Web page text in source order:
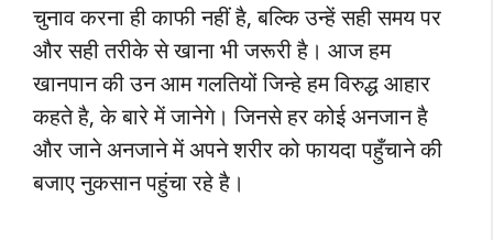
चुनाव करना ही काफी नहीं है, बल्कि उन्हें सही समय पर
और सही तरीके से खाना भी जरूरी है। आज हम
खानपान की उन आम गलतियों जिन्हे हम विरुद्ध आहार
कहते है, के बारे में जानेगे। जिनसे हर कोई अनजान है
और जाने अनजाने में अपने शरीर को फायदा पहुँचाने की
बजाए नुकसान पहुंचा रहे है।